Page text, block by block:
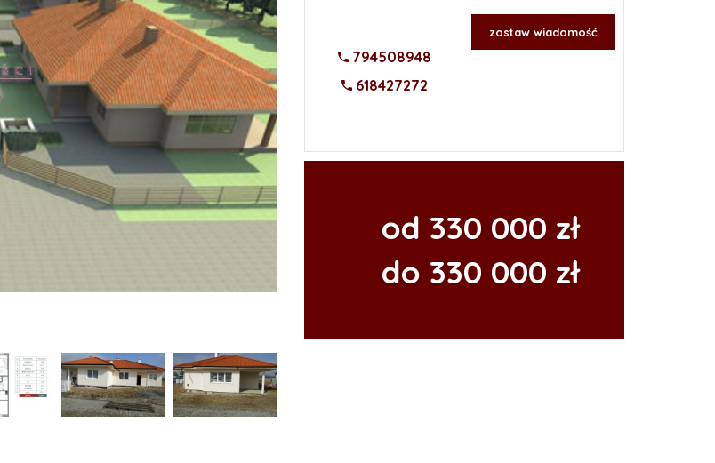
794508948
618427272
zostaw wiadomość
od 330 000 zł
do 330 000 zł